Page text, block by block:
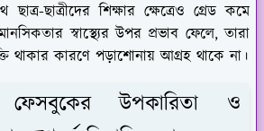
ছাত্রীদের শিক্ষার ক্ষেত্রেও গ্রেড কমে
স্বাস্থ্যের উপর প্রভাব ফেলে, তারা
থাকার কারণে পড়াশোনায় আগ্রহ থাকে না।
উপকারিতা ও